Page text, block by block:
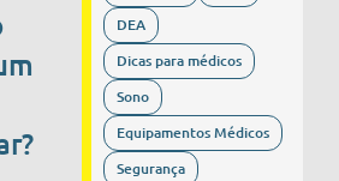
DEA
Dicas para médicos
Sono
Equipamentos Médicos
Segurança